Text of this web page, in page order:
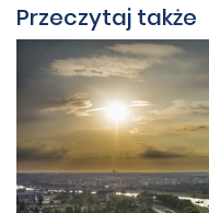
Przeczytaj także